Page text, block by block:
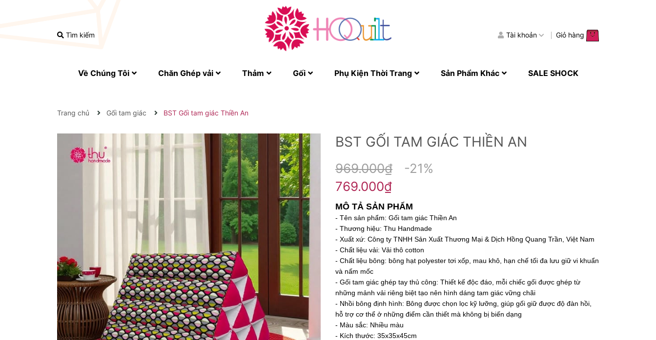
Tìm kiếm Tài khoản Giỏ hàng
Về Chúng Tôi Chăn Ghép vải Thảm Gối Phụ Kiện Thời Trang Sản Phẩm Khác SALE SHOCK
Trang chủ Gối tam giác BST Gối tam giác Thiền An
BST GỐI TAM GIÁC THIỀN AN
969.000₫
-21%
769.000₫
MÔ TẢ SẢN PHẨM
- Tên sản phẩm: Gối tam giác Thiền An
- Thương hiệu: Thu Handmade
- Xuất xứ: Công ty TNHH Sản Xuất Thương Mại & Dịch Hồng Quang Trần, Việt Nam
- Chất liệu vải: Vải thô cotton
- Chất liệu bông: bông hạt polyester tơi xốp, mau khô, hạn chế tối đa lưu giữ vi khuẩn
và nấm mốc
- Gối tam giác ghép tay thủ công: Thiết kế độc đáo, mỗi chiếc gối được ghép từ
những mảnh vải riêng biệt tạo nên hình dáng tam giác vững chãi
- Nhồi bông định hình: Bông được chọn lọc kỹ lưỡng, giúp gối giữ được độ đàn hồi,
hỗ trợ cơ thể ở những điểm cần thiết mà không bị biến dạng
- Màu sắc: Nhiều màu
- Kích thước: 35x35x45cm